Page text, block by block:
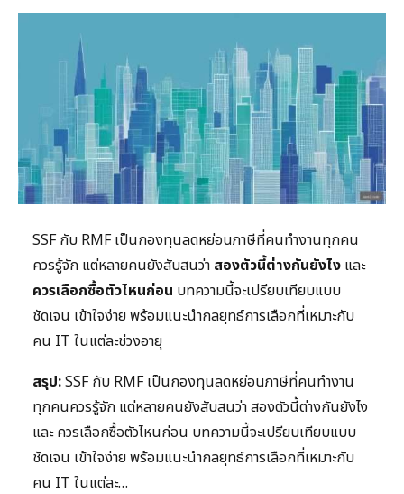
SSF กับ RMF เป็นกองทุนลดหย่อนภาษีที่คนทำงานทุกคน
ควรรู้จัก แต่หลายคนยังสับสนว่า สองตัวนี้ต่างกันยังไง และ
ควรเลือกซื้อตัวไหนก่อน บทความนี้จะเปรียบเทียบแบบ
ชัดเจน เข้าใจง่าย พร้อมแนะนำกลยุทธ์การเลือกที่เหมาะกับ
คน IT ในแต่ละช่วงอายุ
สรุป:SSF กับ RMF เป็นกองทุนลดหย่อนภาษีที่คนทำงาน
ทุกคนควรรู้จัก แต่หลายคนยังสับสนว่า สองตัวนี้ต่างกันยังไง
และ ควรเลือกซื้อตัวไหนก่อน บทความนี้จะเปรียบเทียบแบบ
ชัดเจน เข้าใจง่าย พร้อมแนะนำกลยุทธ์การเลือกที่เหมาะกับ
คน IT ในแต่ละ…